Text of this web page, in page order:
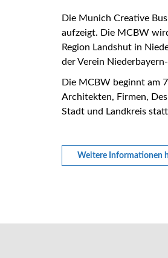
Die Munich Creative
aufzeigt. Die MCBW
Region Landshut in
der Verein
Die MCBW beginnt am
Architekten, Firmen,
Stadt und Landkreis
Weitere Informationen